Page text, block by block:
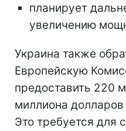
планирует
увеличению
Украина также
Европейскую
предоставить 220
миллиона
Это требуется для